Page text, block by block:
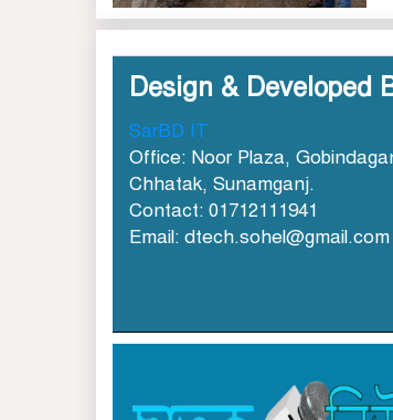
Design & Developed
SarBD IT
Office: Noor Plaza,
Chhatak, Sunamganj.
Contact: 01712111941
Email: dtech.sohel@gmail.com